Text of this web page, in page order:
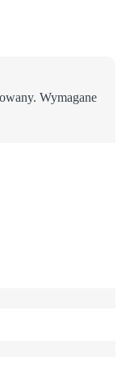
Wymagane